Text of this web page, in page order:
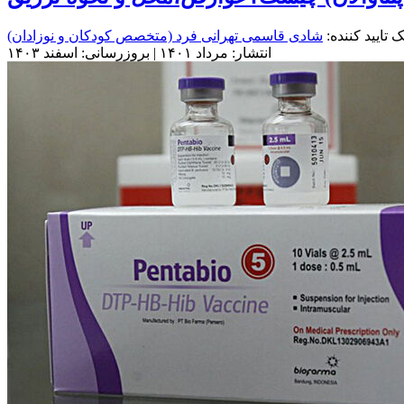
تایید کننده: شادی قاسمی تهرانی فرد (متخصص کودکان و نوزادان)
انتشار: مرداد ۱۴۰۱ | بروزرسانی: اسفند ۱۴۰۳